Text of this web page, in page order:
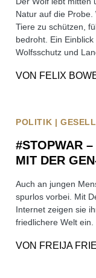
Natur auf die
Tiere zu schützen,
bedroht. Ein
Wolfsschutz und
VON FELIX
POLITIK |
#STOPWAR
MIT DER
Auch an jungen
spurlos vorbei. Mit
Internet zeigen sie
friedlichere Welt ein.
VON FREIJA